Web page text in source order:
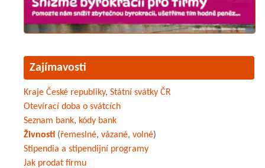
Zajímavosti
Kraje České republiky, Státní svátky ČR
Otevírací doba o svátcích
Seznam bank, kódy bank
Živnosti (řemeslné, vázané, volné)
Stipendia a stipendijní programy
Jak prodat firmu